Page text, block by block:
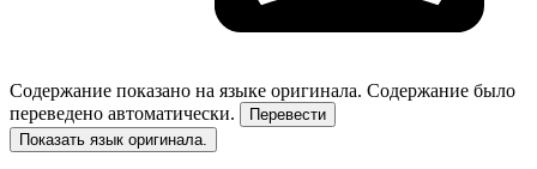
Содержание показано на языке оригинала. Содержание было
переведено автоматически.
Перевести
Показать язык оригинала.